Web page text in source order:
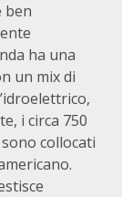
ben
ha una
un mix di
i circa 750
collocati